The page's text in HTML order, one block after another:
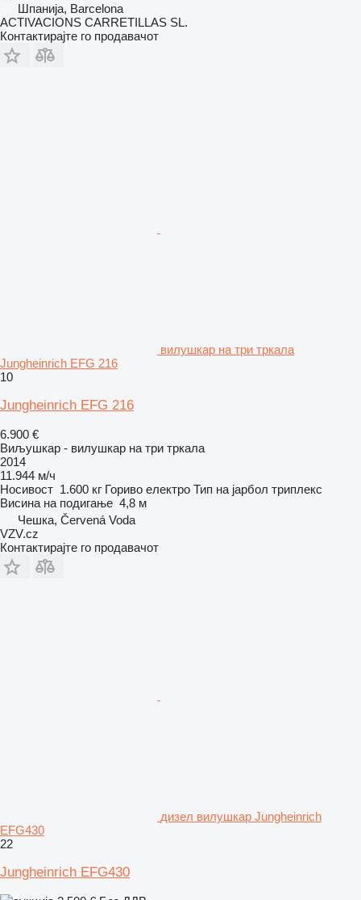
Шпанија, Barcelona
ACTIVACIONS CARRETILLAS SL.
Контактирајте го продавачот
вилушкар на три тркала
Jungheinrich EFG 216
10
Jungheinrich EFG 216
6.900 €
Виљушкар - вилушкар на три тркала
2014
11.944 м/ч
Носивост 1.600 кг Гориво електро Тип на јарбол триплекс
Висина на подигање 4,8 м
Чешка, Červená Voda
VZV.cz
Контактирајте го продавачот
дизел вилушкар Jungheinrich
EFG430
22
Jungheinrich EFG430